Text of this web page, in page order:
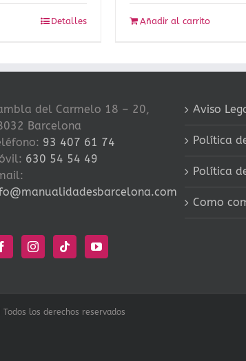
Detalles Añadir al carrito
del Carmelo 18 – 20,
Barcelona
93 407 61 74
630 54 54 49
Aviso
Política
Política
Como
los derechos reservados